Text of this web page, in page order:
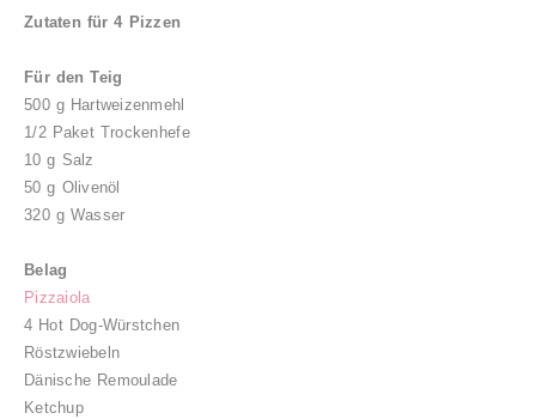
Zutaten für 4 Pizzen
Für den Teig
500 g Hartweizenmehl
1/2 Paket Trockenhefe
10 g Salz
50 g Olivenöl
320 g Wasser
Belag
Pizzaiola
4 Hot Dog-Würstchen
Röstzwiebeln
Dänische Remoulade
Ketchup